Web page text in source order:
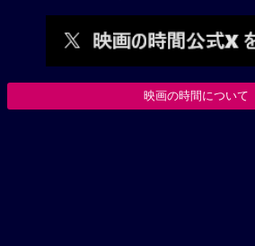
映画の時間について